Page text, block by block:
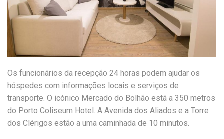
Os funcionários da recepção 24 horas podem ajudar os
hóspedes com informações locais e serviços de
transporte. O icónico Mercado do Bolhão está a 350 metros
do Porto Coliseum Hotel. A Avenida dos Aliados e a Torre
dos Clérigos estão a uma caminhada de 10 minutos.